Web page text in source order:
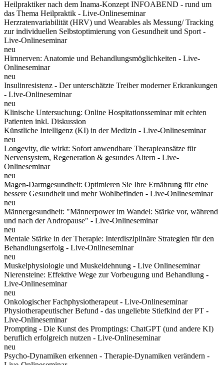
Heilpraktiker nach dem Inama-Konzept INFOABEND - rund um
das Thema Heilpraktik - Live-Onlineseminar
Herzratenvariabilität (HRV) und Wearables als Messung/ Tracking
zur individuellen Selbstoptimierung von Gesundheit und Sport -
Live-Onlineseminar
neu
Hirnnerven: Anatomie und Behandlungsmöglichkeiten - Live-
Onlineseminar
neu
Insulinresistenz - Der unterschätzte Treiber moderner Erkrankungen
- Live-Onlineseminar
neu
Klinische Untersuchung: Online Hospitationsseminar mit echten
Patienten inkl. Diskussion
Künstliche Intelligenz (KI) in der Medizin - Live-Onlineseminar
neu
Longevity, die wirkt: Sofort anwendbare Therapieansätze für
Nervensystem, Regeneration & gesundes Altern - Live-
Onlineseminar
neu
Magen-Darmgesundheit: Optimieren Sie Ihre Ernährung für eine
bessere Gesundheit und mehr Wohlbefinden - Live-Onlineseminar
neu
Männergesundheit: "Männerpower im Wandel: Stärke vor, während
und nach der Andropause" - Live-Onlineseminar
neu
Mentale Stärke in der Therapie: Interdisziplinäre Strategien für den
Behandlungserfolg - Live-Onlineseminar
neu
Muskelphysiologie und Muskeldehnung - Live Onlineseminar
Nierensteine: Effektive Wege zur Vorbeugung und Behandlung -
Live-Onlineseminar
neu
Onkologischer Fachphysiotherapeut - Live-Onlineseminar
Physiotherapeutischer Befund - das ungeliebte Stiefkind der PT -
Live-Onlineseminar
Prompting - Die Kunst des Promptings: ChatGPT (und andere KI)
beruflich erfolgreich nutzen - Live-Onlineseminar
neu
Psycho-Dynamiken erkennen - Therapie-Dynamiken verändern -